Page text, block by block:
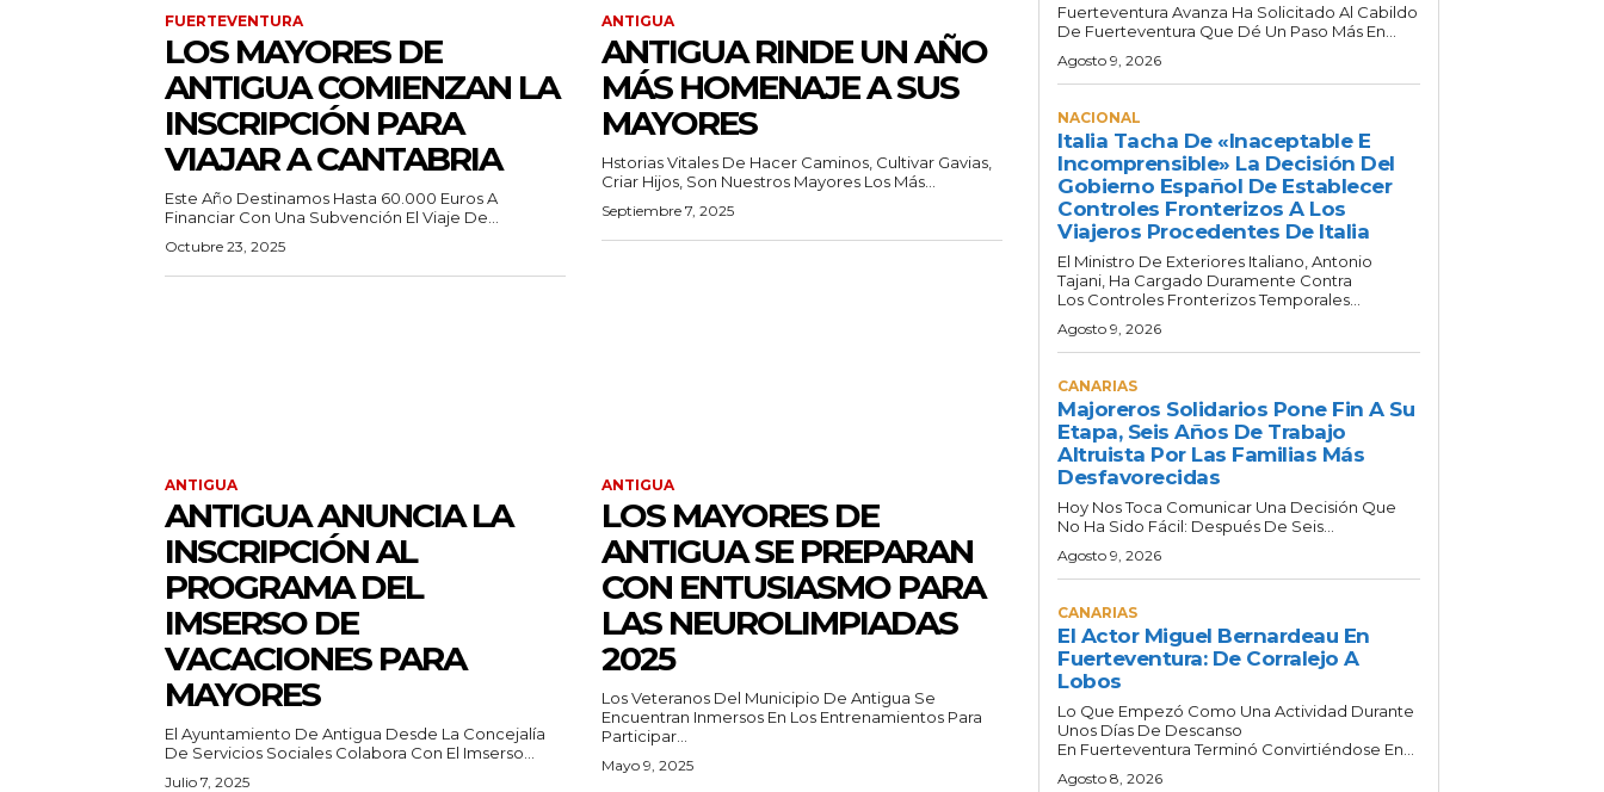
FUERTEVENTURA
LOS MAYORES DE
ANTIGUA COMIENZAN LA
INSCRIPCIÓN PARA
VIAJAR A CANTABRIA
Este Año Destinamos Hasta 60.000 Euros A
Financiar Con Una Subvención El Viaje De...
Octubre 23, 2025
ANTIGUA
ANTIGUA RINDE UN AÑO
MÁS HOMENAJE A SUS
MAYORES
Hstorias Vitales De Hacer Caminos, Cultivar Gavias,
Criar Hijos, Son Nuestros Mayores Los Más...
Septiembre 7, 2025
ANTIGUA
ANTIGUA ANUNCIA LA
INSCRIPCIÓN AL
PROGRAMA DEL
IMSERSO DE
VACACIONES PARA
MAYORES
El Ayuntamiento De Antigua Desde La Concejalía
De Servicios Sociales Colabora Con El Imserso...
Julio 7, 2025
ANTIGUA
LOS MAYORES DE
ANTIGUA SE PREPARAN
CON ENTUSIASMO PARA
LAS NEUROLIMPIADAS
2025
Los Veteranos Del Municipio De Antigua Se
Encuentran Inmersos En Los Entrenamientos Para
Participar...
Mayo 9, 2025
Fuerteventura Avanza Ha Solicitado Al Cabildo
De Fuerteventura Que Dé Un Paso Más En...
Agosto 9, 2026
NACIONAL
Italia Tacha De «inaceptable E
Incomprensible» La Decisión Del
Gobierno Español De Establecer
Controles Fronterizos A Los
Viajeros Procedentes De Italia
El Ministro De Exteriores Italiano, Antonio
Tajani, Ha Cargado Duramente Contra
Los Controles Fronterizos Temporales...
Agosto 9, 2026
CANARIAS
Majoreros Solidarios Pone Fin A Su
Etapa, Seis Años De Trabajo
Altruista Por Las Familias Más
Desfavorecidas
Hoy Nos Toca Comunicar Una Decisión Que
No Ha Sido Fácil: Después De Seis...
Agosto 9, 2026
CANARIAS
El Actor Miguel Bernardeau En
Fuerteventura: De Corralejo A
Lobos
Lo Que Empezó Como Una Actividad Durante
Unos Días De Descanso
En Fuerteventura Terminó Convirtiéndose En...
Agosto 8, 2026